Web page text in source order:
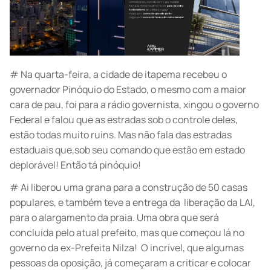
# Na quarta-feira, a cidade de itapema recebeu o
governador Pinóquio do Estado, o mesmo com a maior
cara de pau, foi para a rádio governista, xingou o governo
Federal e falou que as estradas sob o controle deles,
estão todas muito ruins. Mas não fala das estradas
estaduais que,sob seu comando que estão em estado
deplorável! Então tá pinóquio!
# Ai liberou uma grana para a construção de 50 casas
populares, e também teve a entrega da liberação da LAI,
para o alargamento da praia. Uma obra que será
concluída pelo atual prefeito, mas que começou lá no
governo da ex-Prefeita Nilza! O incrível, que algumas
pessoas da oposição, já começaram a criticar e colocar